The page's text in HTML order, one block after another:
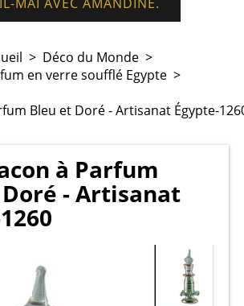
> Déco du Monde >
en verre soufflé Egypte >
Bleu et Doré - Artisanat Égypte-
à Parfum
- Artisanat